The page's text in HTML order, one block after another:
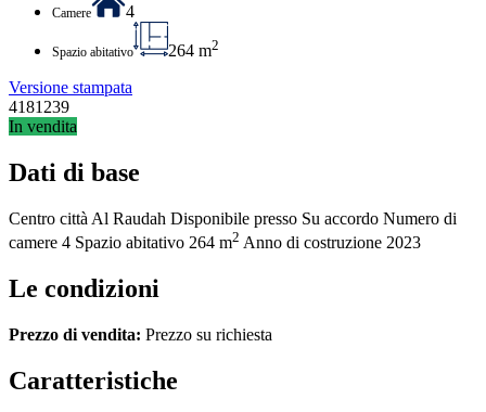
Camere 4
Spazio abitativo 264 m2
Versione stampata
4181239
In vendita
Dati di base
Centro città Al Raudah Disponibile presso Su accordo Numero di
camere 4 Spazio abitativo 264 m2 Anno di costruzione 2023
Le condizioni
Prezzo di vendita: Prezzo su richiesta
Caratteristiche